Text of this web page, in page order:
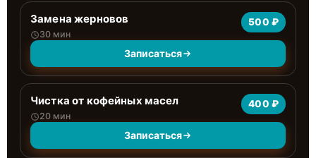
Замена жерновов
30 мин
500 ₽
Записаться
Чистка от кофейных масел
20 мин
400 ₽
Записаться